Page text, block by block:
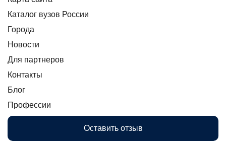
Каталог вузов России
Города
Новости
Для партнеров
Контакты
Блог
Профессии
Оставить отзыв